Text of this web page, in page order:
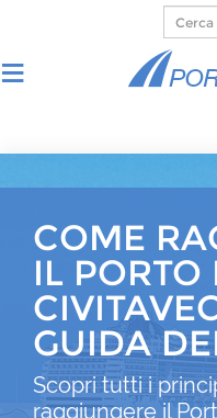
COME
IL PORTO
GUIDA
Scopri tutti i
raggiungere il